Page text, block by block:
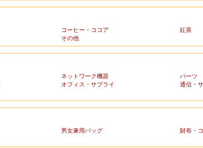
コーヒー・ココア 紅茶
その他
ネットワーク機器 パーツ
オフィス・サプライ 通信・
男女兼用バッグ 財布・